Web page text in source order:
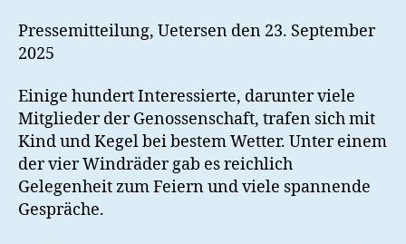
Pressemitteilung, Uetersen den 23. September
2025
Einige hundert Interessierte, darunter viele
Mitglieder der Genossenschaft, trafen sich mit
Kind und Kegel bei bestem Wetter. Unter einem
der vier Windräder gab es reichlich
Gelegenheit zum Feiern und viele spannende
Gespräche.